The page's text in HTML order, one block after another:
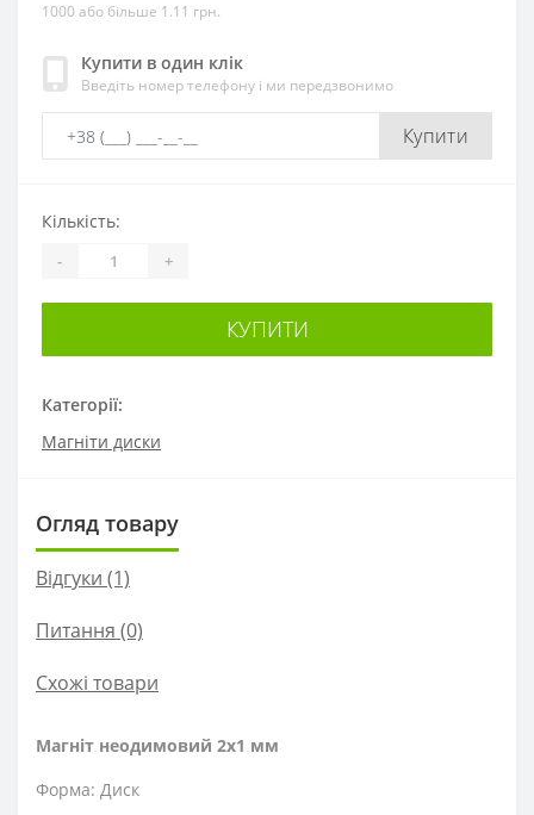
1000 або більше 1.11 грн.
Купити в один клік
Введіть номер телефону і ми передзвонимо
Купити
Категорії:
Магніти диски
Кількість:
- +
КУПИТИ
Огляд товару
Відгуки (1)
Питання (0)
Схожі товари
Магніт неодимовий 2х1 мм
Форма: Диск